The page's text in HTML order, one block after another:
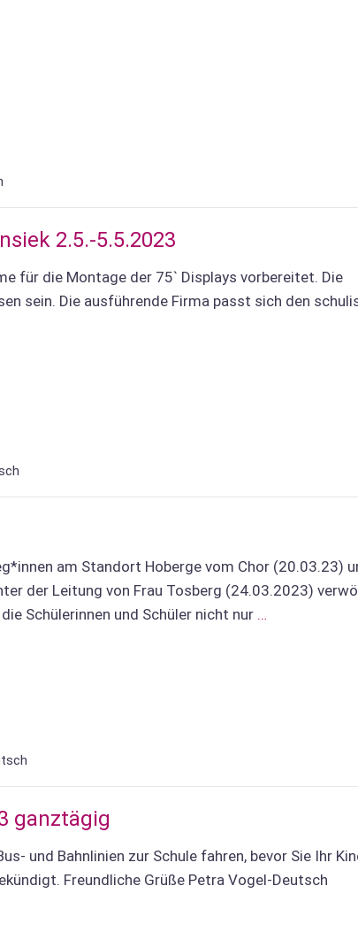
2.5.-5.5.2023
für die Montage der 75` Displays vorbereitet. Die
sein. Die ausführende Firma passt sich den
am Standort Hoberge vom Chor (20.03.23)
der Leitung von Frau Tosberg (24.03.2023)
Schülerinnen und Schüler nicht nur …
ganztägig
und Bahnlinien zur Schule fahren, bevor Sie Ihr
Freundliche Grüße Petra Vogel-Deutsch